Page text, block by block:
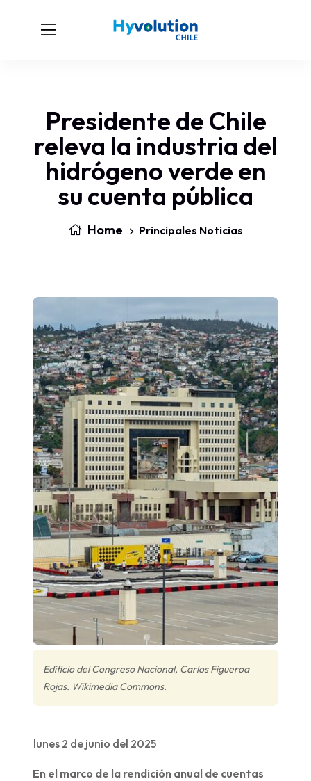
Presidente de Chile
releva la industria del
hidrógeno verde en
su cuenta pública
Home Principales Noticias
Edificio del Congreso Nacional, Carlos Figueroa
Rojas. Wikimedia Commons.
lunes 2 de junio del 2025
En el marco de la rendición anual de cuentas